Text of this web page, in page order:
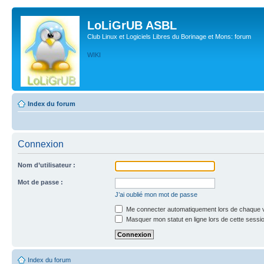
LoLiGrUB ASBL
Club Linux et Logiciels Libres du Borinage et Mons: forum
WIKI
Index du forum
Connexion
Nom d’utilisateur :
Mot de passe :
J’ai oublié mon mot de passe
Me connecter automatiquement lors de chaque
Masquer mon statut en ligne lors de cette
Index du forum